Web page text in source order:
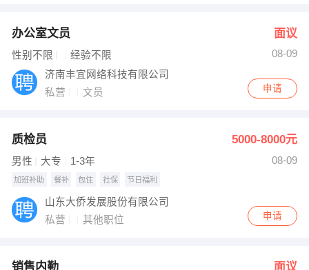
办公室文员 面议
性别不限 经验不限
08-09
济南丰宜网络科技有限公司
私营
文员 申请
质检员 5000-8000元
男性 大专 1-3年 08-09
加班补助 餐补 包住 社保 节日福利
山东大侨发展股份有限公司
私营
其他职位 申请
销售内勤 面议